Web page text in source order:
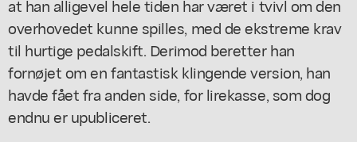
at han alligevel hele tiden har været i tvivl om den
overhovedet kunne spilles, med de ekstreme krav
til hurtige pedalskift. Derimod beretter han
fornøjet om en fantastisk klingende version, han
havde fået fra anden side, for lirekasse, som dog
endnu er upubliceret.